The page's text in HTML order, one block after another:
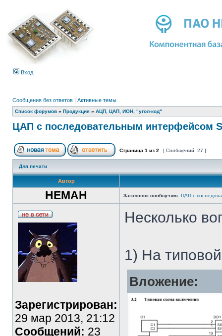
Вход
Сообщения без ответов | Активные темы
Список форумов » Продукция » АЦП, ЦАП, ИОН, "угол-код"
ЦАП с последовательным интерфейсом
Страница 1 из 2 [ Сообщений: 27 ]
Для печати
Автор
HEMAH Заголовок сообщения: ЦАП с
Зарегистрирован:
29 мар 2013, 21:12
Сообщений: 23
Несколько
1) На
Вложение: